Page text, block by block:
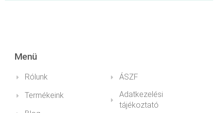
Menü
Rólunk
Termékeink
ÁSZF
Adatkezelési
tájékoztató